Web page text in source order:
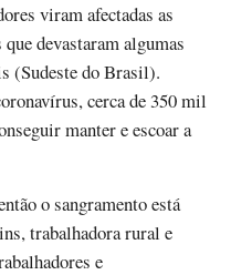
viram afectadas as
devastaram algumas
(Sudeste do Brasil).
cerca de 350 mil
manter e escoar a
o sangramento está
trabalhadora rural e
e